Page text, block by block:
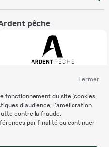
Fermer
fonctionnement du site (cookies
d'audience, l'amélioration
contre la fraude.
par finalité ou continuer
pêche